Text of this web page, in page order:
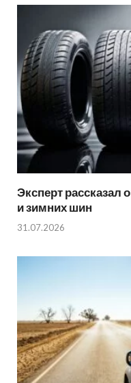
Эксперт рассказал
и зимних шин
31.07.2026